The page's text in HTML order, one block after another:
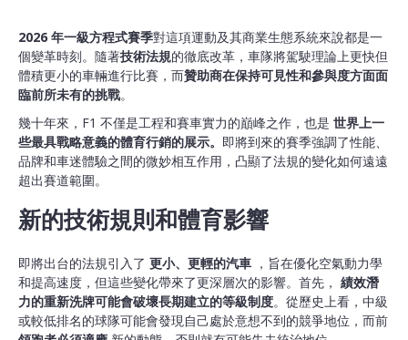
2026 年一級方程式賽季對這項運動及其商業生態系統來說都是一
個變革時刻。隨著技術法規的徹底改革，車隊將駕駛理論上更快但
體積更小的車輛進行比賽，而贊助商在保持可見性和參與度方面面
臨前所未有的挑戰。
幾十年來，F1 不僅是工程和賽車實力的巔峰之作，也是 世界上一
些最具戰略意義的體育行銷的展示。 即將到來的賽季強調了性能、
品牌和車迷體驗之間的微妙相互作用，凸顯了法規的變化如何遠遠
超出賽道範圍。
新的技術規則和體育影響
即將出台的法規引入了 更小、更輕的汽車 ，旨在優化空氣動力學
和提高速度，但這些變化帶來了更深層次的影響。首先， 績效潛
力的重新洗牌可能會破壞長期建立的等級制度。從歷史上看，中級
或較低排名的球隊可能會發現自己處於意想不到的競爭地位，而前